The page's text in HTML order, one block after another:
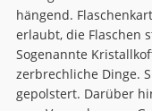
hängend.
erlaubt, die Flaschen
Sogenannte
zerbrechliche Dinge.
gepolstert. Darüber